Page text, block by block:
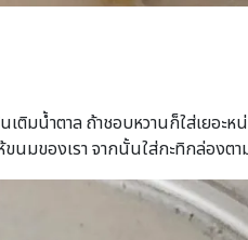
ติมน้ำตาล ถ้าชอบหวานก็ใส่เยอ
นมของเรา จากนั้นใส่กะทิกล่อง